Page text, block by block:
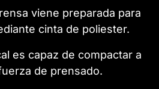
viene preparada para
cinta de poliester.
es capaz de compactar a
de prensado.